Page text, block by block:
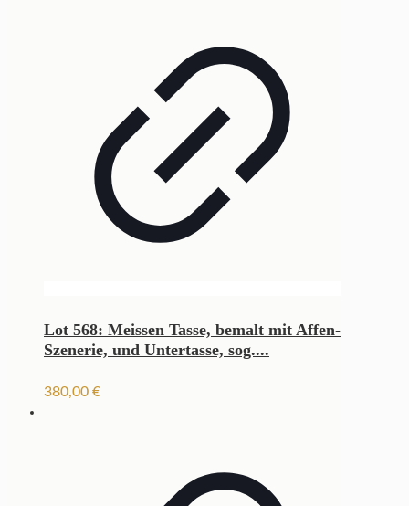
Lot 568: Meissen Tasse, bemalt mit Affen-
Szenerie, und Untertasse, sog....
380,00 €